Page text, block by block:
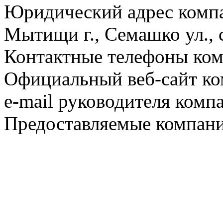
Юридический адрес
Мытищи г., Семашко ул.,
Контактные телефоны
Официальный веб-сайт
e-mail руководителя
Предоставляемые